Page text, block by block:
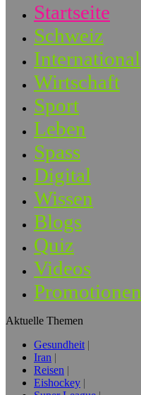
Startseite
Schweiz
International
Wirtschaft
Sport
Leben
Spass
Digital
Wissen
Blogs
Quiz
Videos
Promotionen
Aktuelle Themen
Gesundheit
Iran
Reisen
Eishockey